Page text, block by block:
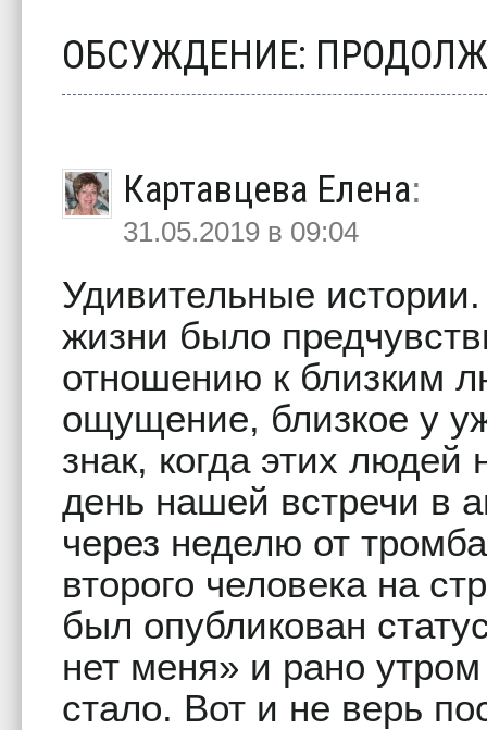
ОБСУЖДЕНИЕ:
Картавцева Елена:
31.05.2019 в 09:04
Удивительные
жизни было
отношению к близким
ощущение, близкое у
знак, когда этих
день нашей встречи в
через неделю от
второго человека на
был опубликован
нет меня» и рано
стало. Вот и не верь